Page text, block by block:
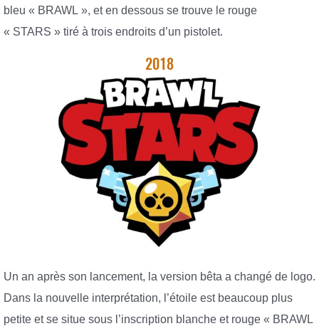
bleu « BRAWL », et en dessous se trouve le rouge
« STARS » tiré à trois endroits d’un pistolet.
2018
Un an après son lancement, la version bêta a changé de logo.
Dans la nouvelle interprétation, l’étoile est beaucoup plus
petite et se situe sous l’inscription blanche et rouge « BRAWL